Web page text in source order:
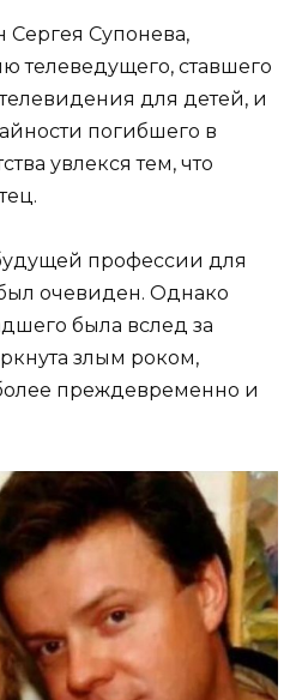
Сергея Супонева,
телеведущего, ставшего
для детей, и
погибшего в
увлекся тем, что
профессии для
очевиден. Однако
была вслед за
злым роком,
преждевременно и